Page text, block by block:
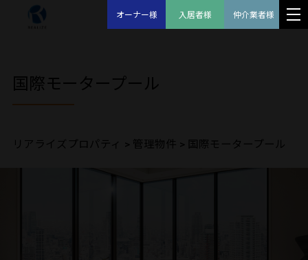
オーナー様 入居者様 仲介業者様
国際モータープール
リアライズプロパティ > 管理物件 > 国際モータープール